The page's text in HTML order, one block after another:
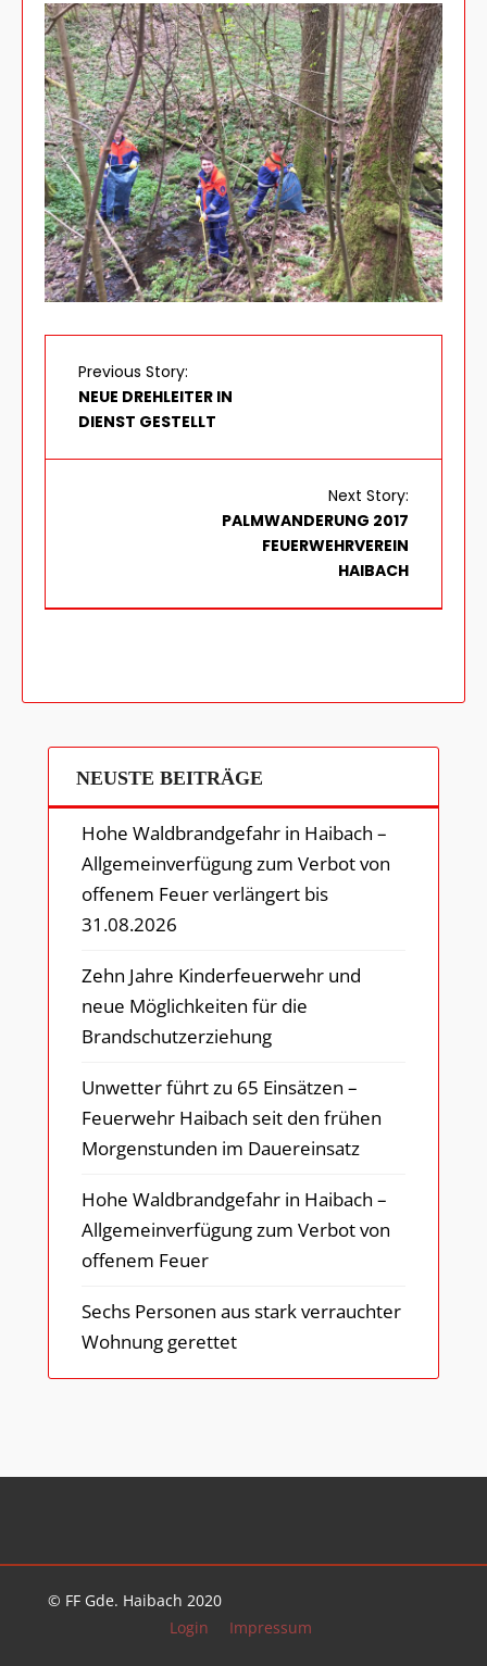
Previous Story:
NEUE DREHLEITER IN
DIENST GESTELLT
Next Story:
PALMWANDERUNG 2017
FEUERWEHRVEREIN
HAIBACH
NEUSTE BEITRÄGE
Hohe Waldbrandgefahr in Haibach –
Allgemeinverfügung zum Verbot von
offenem Feuer verlängert bis
31.08.2026
Zehn Jahre Kinderfeuerwehr und
neue Möglichkeiten für die
Brandschutzerziehung
Unwetter führt zu 65 Einsätzen –
Feuerwehr Haibach seit den frühen
Morgenstunden im Dauereinsatz
Hohe Waldbrandgefahr in Haibach –
Allgemeinverfügung zum Verbot von
offenem Feuer
Sechs Personen aus stark verrauchter
Wohnung gerettet
© FF Gde. Haibach 2020
Login
Impressum